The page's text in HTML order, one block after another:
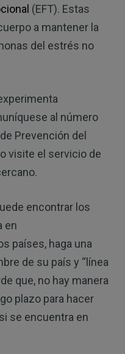
(EFT). Estas
a mantener la
del estrés no
al número
Prevención del
visite el servicio de
encontrar los
en
países, haga una
de su país y “línea
que, no hay manera
plazo para hacer
se encuentra en